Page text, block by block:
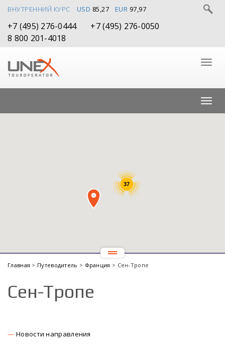
ВНУТРЕННИЙ КУРС USD 85,27 EUR 97,97
+7 (495) 276-0444
+7 (495) 276-0050
8 800 201-4018
37
Главная > Путеводитель > Франция > Сен-Тропе
Сен-Тропе
Новости направления